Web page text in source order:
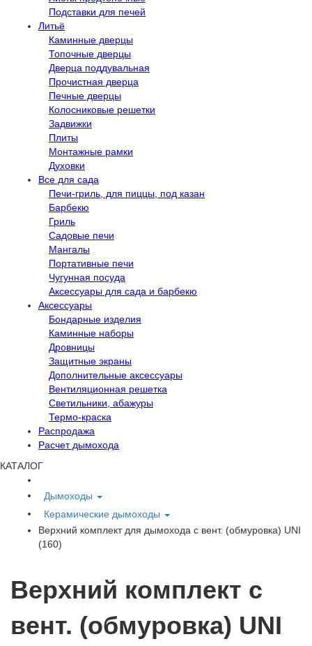
Подставки для печей
Литьё
Каминные дверцы
Топочные дверцы
Дверца поддувальная
Прочистная дверца
Печные дверцы
Колосниковые решетки
Задвижки
Плиты
Монтажные рамки
Духовки
Все для сада
Печи-гриль, для пиццы, под казан
Барбекю
Гриль
Садовые печи
Мангалы
Портативные печи
Чугунная посуда
Аксессуары для сада и барбекю
Аксессуары
Бондарные изделия
Каминные наборы
Дровницы
Защитные экраны
Дополнительные аксессуары
Вентиляционная решетка
Светильники, абажуры
Термо-краска
Распродажа
Расчет дымохода
КАТАЛОГ
Дымоходы
Керамические дымоходы
Верхний комплект для дымохода с вент. (обмуровка) UNI
(160)
Верхний комплект с
вент. (обмуровка) UNI